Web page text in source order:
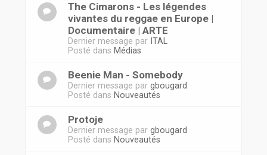
The Cimarons - Les légendes
vivantes du reggae en Europe |
Documentaire | ARTE
Dernier message par ITAL
Posté dans Médias
Beenie Man - Somebody
Dernier message par gbougard
Posté dans Nouveautés
Protoje
Dernier message par gbougard
Posté dans Nouveautés